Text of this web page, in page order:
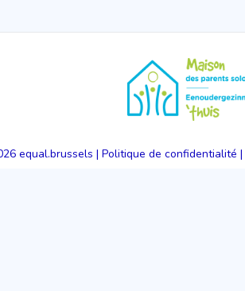
equal.brussels | Politique de confidentialité |